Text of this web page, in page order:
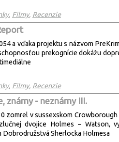
, Filmy, Recenzie
a vďaka projektu s názvom
prekognície dokážu
, Filmy, Recenzie
známy - neznámy III.
zomrel v sussexskom
dvojice Holmes – Watson,
Dobrodružstvá Sherlocka Holmesa